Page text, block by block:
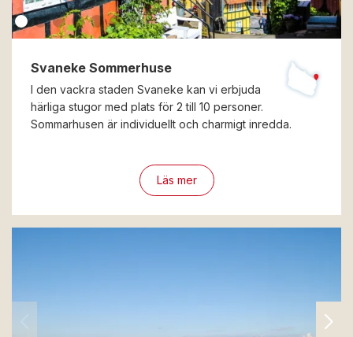
Svaneke Sommerhuse
I den vackra staden Svaneke kan vi erbjuda
härliga stugor med plats för 2 till 10 personer.
Sommarhusen är individuellt och charmigt inredda.
Läs mer